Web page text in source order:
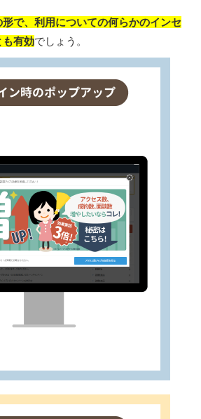
形で、利用についての何らかのインセ
も有効でしょう。